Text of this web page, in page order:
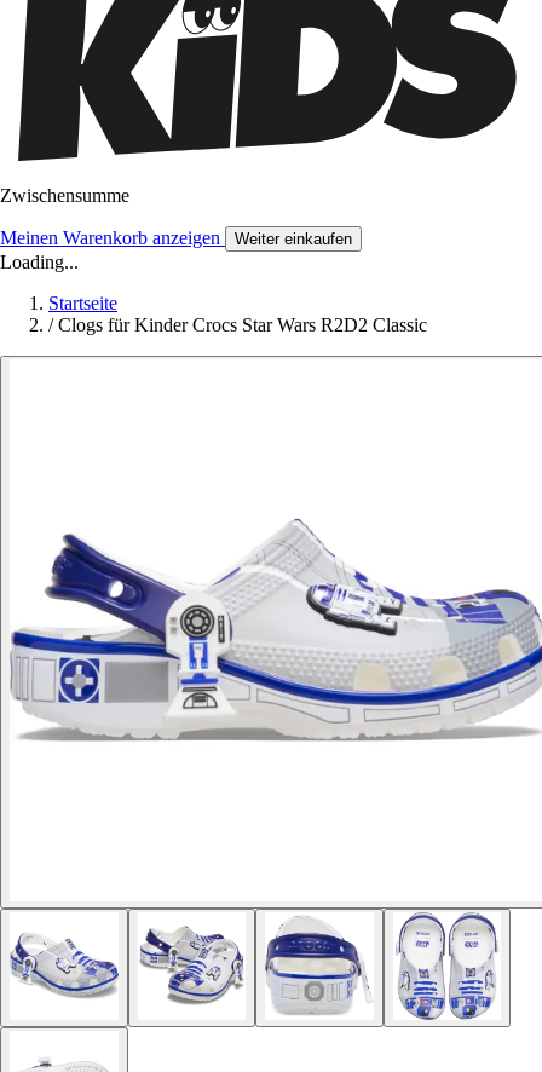
Zwischensumme
Meinen Warenkorb anzeigen Weiter einkaufen
Loading...
Startseite
/ Clogs für Kinder Crocs Star Wars R2D2 Classic